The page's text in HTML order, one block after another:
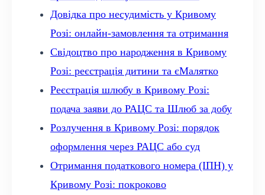
Довідка про несудимість у Кривому
Розі: онлайн-замовлення та отримання
Свідоцтво про народження в Кривому
Розі: реєстрація дитини та єМалятко
Реєстрація шлюбу в Кривому Розі:
подача заяви до РАЦС та Шлюб за добу
Розлучення в Кривому Розі: порядок
оформлення через РАЦС або суд
Отримання податкового номера (ІПН) у
Кривому Розі: покроково